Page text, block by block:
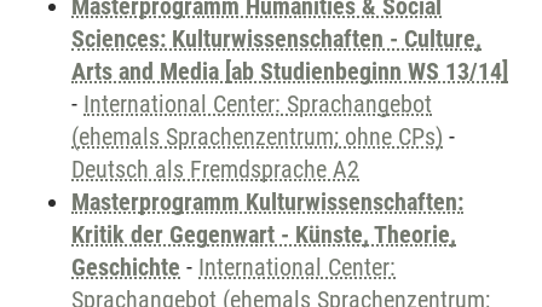
Masterprogramm Humanities & Social
Sciences: Kulturwissenschaften - Culture,
Arts and Media [ab Studienbeginn WS 13/14]
- International Center: Sprachangebot
(ehemals Sprachenzentrum; ohne CPs) -
Deutsch als Fremdsprache A2
Masterprogramm Kulturwissenschaften:
Kritik der Gegenwart - Künste, Theorie,
Geschichte - International Center:
Sprachangebot (ehemals Sprachenzentrum;